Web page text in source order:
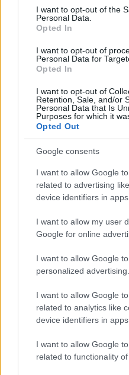
consent section.
I want to opt-out of the
Personal Data.
Opted In
I want to opt-out of
Personal Data for
Opted In
I want to opt-out of
Retention, Sale, and/or
Personal Data that Is
Purposes for which it
Opted Out
Google consents
I want to allow Google
related to advertising
device identifiers in apps.
I want to allow my user
Google for online
I want to allow Google
personalized advertising.
I want to allow Google
related to analytics like
device identifiers in apps.
I want to allow Google
related to functionality
“Csak egy kis sajtot akartam